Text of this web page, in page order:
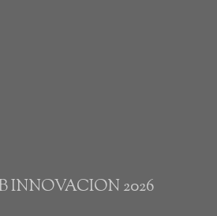
INNOVACION 2026